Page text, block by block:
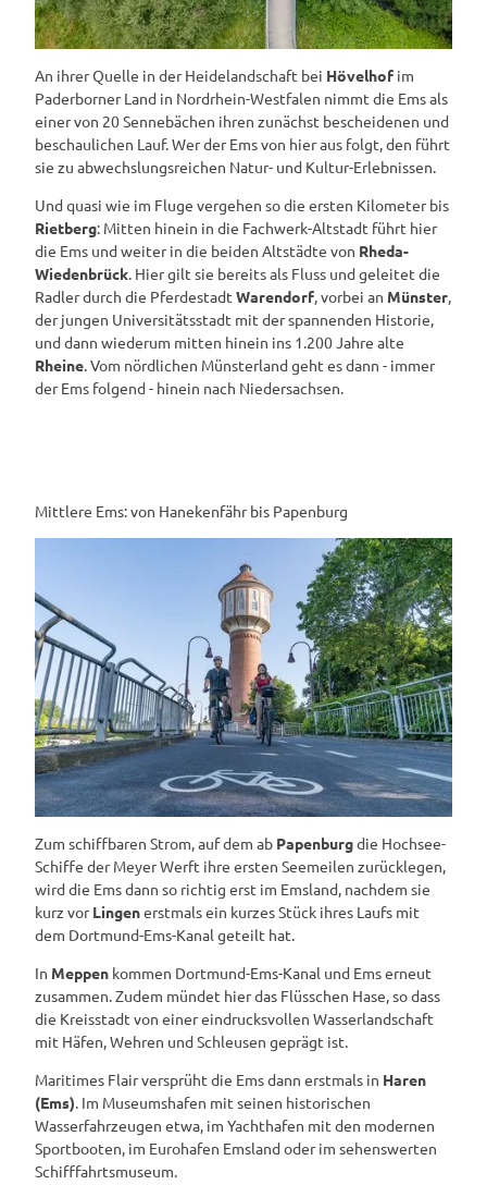
An ihrer Quelle in der Heidelandschaft bei Hövelhof im
Paderborner Land in Nordrhein-Westfalen nimmt die Ems als
einer von 20 Sennebächen ihren zunächst bescheidenen und
beschaulichen Lauf. Wer der Ems von hier aus folgt, den führt
sie zu abwechslungsreichen Natur- und Kultur-Erlebnissen.
Und quasi wie im Fluge vergehen so die ersten Kilometer bis
Rietberg: Mitten hinein in die Fachwerk-Altstadt führt hier
die Ems und weiter in die beiden Altstädte von Rheda-
Wiedenbrück. Hier gilt sie bereits als Fluss und geleitet die
Radler durch die Pferdestadt Warendorf, vorbei an Münster,
der jungen Universitätsstadt mit der spannenden Historie,
und dann wiederum mitten hinein ins 1.200 Jahre alte
Rheine. Vom nördlichen Münsterland geht es dann - immer
der Ems folgend - hinein nach Niedersachsen.
Mittlere Ems: von Hanekenfähr bis Papenburg
Zum schiffbaren Strom, auf dem ab Papenburgdie Hochsee-
Schiffe der Meyer Werft ihre ersten Seemeilen zurücklegen,
wird die Ems dann so richtig erst im Emsland, nachdem sie
kurz vorLingenerstmals ein kurzes Stück ihres Laufs mit
dem Dortmund-Ems-Kanal geteilt hat.
In Meppen kommen Dortmund-Ems-Kanal und Ems erneut
zusammen. Zudem mündet hier das Flüsschen Hase, so dass
die Kreisstadt von einer eindrucksvollen Wasserlandschaft
mit Häfen, Wehren und Schleusen geprägt ist.
Maritimes Flair versprüht die Ems dann erstmals in Haren
(Ems). Im Museumshafen mit seinen historischen
Wasserfahrzeugen etwa, im Yachthafen mit den modernen
Sportbooten, im Eurohafen Emsland oder im sehenswerten
Schifffahrtsmuseum.